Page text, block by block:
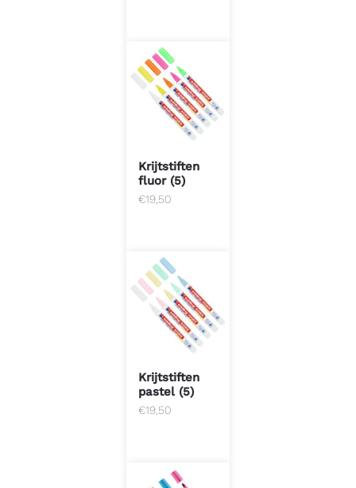
Krijtstiften
fluor (5)
€19,50
Krijtstiften
pastel (5)
€19,50